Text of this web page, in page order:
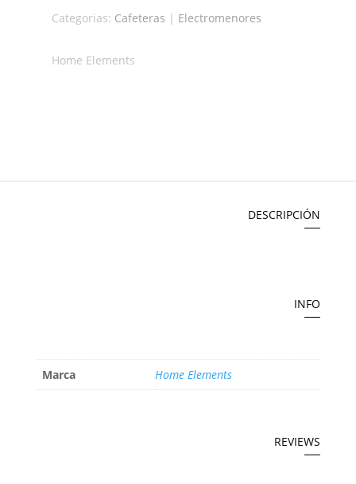
Categorias: Cafeteras | Electromenores
Home Elements
DESCRIPCIÓN
INFO
Marca Home Elements
REVIEWS